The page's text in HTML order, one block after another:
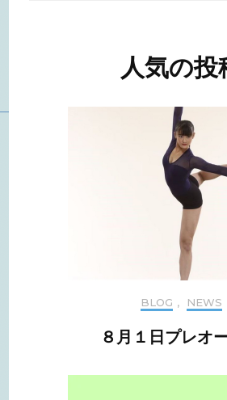
人気の投
BLOG , NEWS
８月１日プレオ